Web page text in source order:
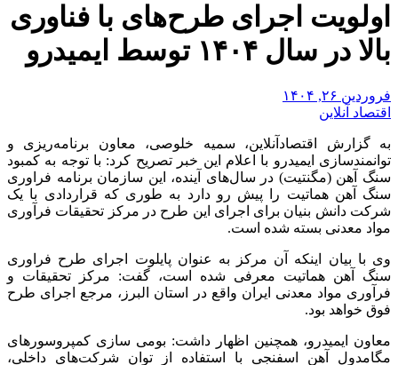
اولویت اجرای طرح‌های با فناوری
بالا در سال ۱۴۰۴ توسط ایمیدرو
فروردین ۲۶, ۱۴۰۴
اقتصاد آنلاین
به گزارش اقتصادآنلاین، سمیه خلوصی، معاون برنامه‌ریزی و
توانمندسازی ایمیدرو با اعلام این خبر تصریح کرد: با توجه به کمبود
سنگ آهن (مگنتیت) در سال‌های آینده، این سازمان برنامه فراوری
سنگ آهن هماتیت را پیش رو دارد به طوری که قراردادی با یک
شرکت دانش بنیان برای اجرای این طرح در مرکز تحقیقات فرآوری
مواد معدنی بسته شده است.
وی با بیان اینکه آن مرکز به عنوان پایلوت اجرای طرح فراوری
سنگ آهن هماتیت معرفی شده است، گفت: مرکز تحقیقات و
فرآوری مواد معدنی ایران واقع در استان البرز، مرجع اجرای طرح
فوق خواهد بود.
معاون ایمیدرو، همچنین اظهار داشت: بومی سازی کمپروسور‌های
مگامدول آهن اسفنجی با استفاده از توان شرکت‌های داخلی،